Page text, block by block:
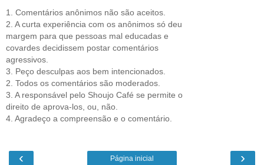
1. Comentários anônimos não são aceitos.
2. A curta experiência com os anônimos só deu
margem para que pessoas mal educadas e
covardes decidissem postar comentários
agressivos.
3. Peço desculpas aos bem intencionados.
2. Todos os comentários são moderados.
3. A responsável pelo Shoujo Café se permite o
direito de aprova-los, ou, não.
4. Agradeço a compreensão e o comentário.
‹ ›
Página inicial